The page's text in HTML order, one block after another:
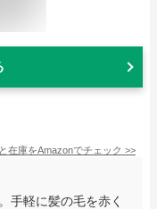
在庫をAmazonでチェック >>
手軽に髪の毛を赤く